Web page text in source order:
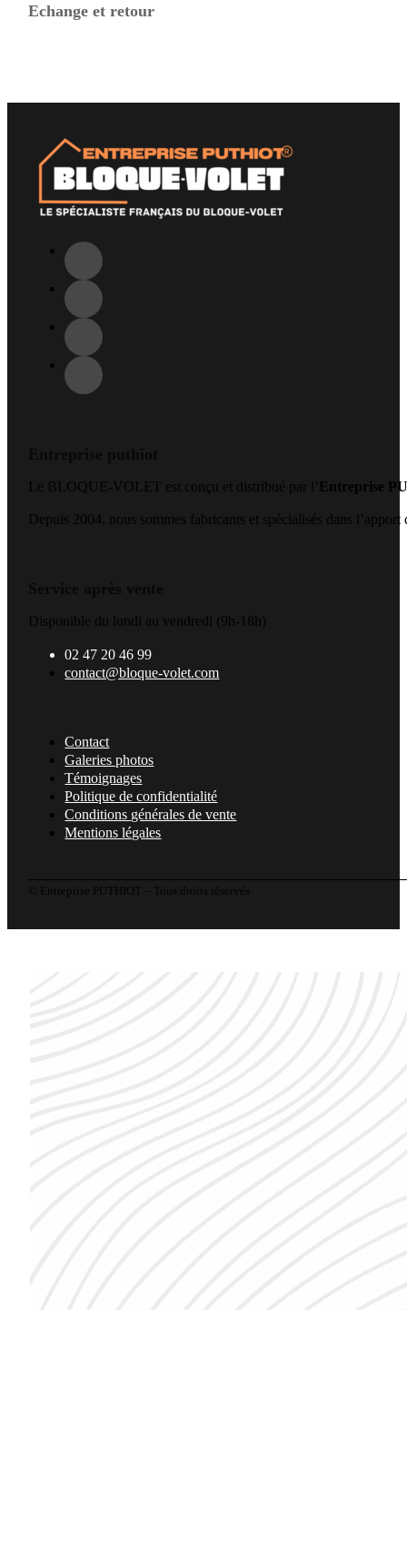
Echange et retour
Le BLOQUE-VOLET est conçu et distribué par l’ Entreprise
Depuis 2004, nous sommes fabricants et spécialisés dans
Disponible du lundi au vendredi (9h-18h)
02 47 20 46 99
contact@bloque-volet.com
Contact
Galeries photos
Témoignages
Politique de confidentialité
Conditions générales de vente
Mentions légales
© Entreprise PUTHIOT – Tous droits réservés